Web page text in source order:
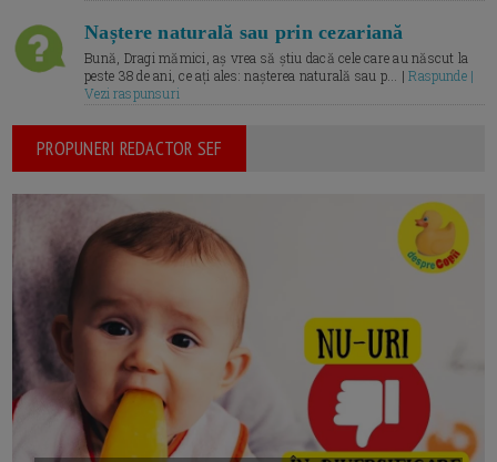
Naștere naturală sau prin cezariană
Bună, Dragi mămici, aș vrea să știu dacă cele care au născut la
peste 38 de ani, ce ați ales: nașterea naturală sau p... |Raspunde |
Vezi raspunsuri
PROPUNERI REDACTOR SEF